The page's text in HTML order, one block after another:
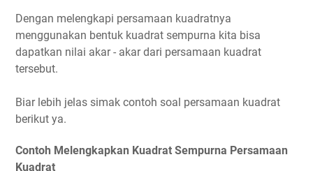
Dengan melengkapi persamaan kuadratnya
menggunakan bentuk kuadrat sempurna kita bisa
dapatkan nilai akar - akar dari persamaan kuadrat
tersebut.
Biar lebih jelas simak contoh soal persamaan kuadrat
berikut ya.
Contoh Melengkapkan Kuadrat Sempurna Persamaan
Kuadrat